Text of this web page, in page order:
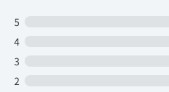
5
4
3
2